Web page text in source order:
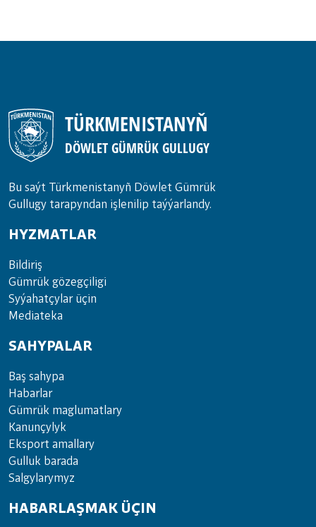
TÜRKMENISTANYŇ
DÖWLET GÜMRÜK GULLUGY
Bu saýt Türkmenistanyñ Döwlet Gümrük
Gullugy tarapyndan işlenilip taýýarlandy.
HYZMATLAR
Bil­di­riş
Güm­rük gö­zeg­çi­li­gi
Sy­ýa­hat­çy­lar ü­çin
Media­teka
SAHYPALAR
Baş sahypa
Habarlar
Gümrük maglumatlary
Kanunçylyk
Eksport amallary
Gulluk barada
Salgylarymyz
HABARLAŞMAK ÜÇIN